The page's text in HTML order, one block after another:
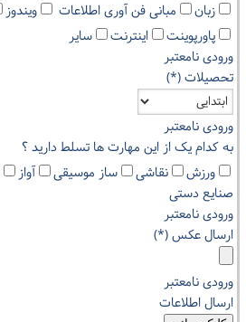
زبان
مبانی فن آوری اطلاعات ویندوز
پاورپوینت
اینترنت
سایر
ورودی نامعتبر
تحصیلات (*)
ورودی نامعتبر
به کدام یک از این مهارت ها تسلط دارید ؟
ورزش
نقاشی ساز موسیقی آواز
صنایع دستی
ورودی نامعتبر
ارسال عکس (*)
ورودی نامعتبر
ارسال اطلاعات